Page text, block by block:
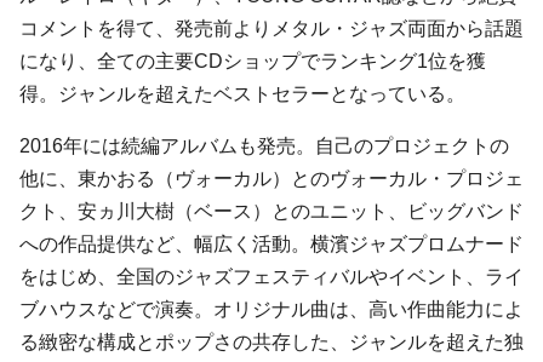
コメントを得て、発売前よりメタル・ジャズ両面から話題
になり、全ての主要CDショップでランキング1位を獲
得。ジャンルを超えたベストセラーとなっている。
2016年には続編アルバムも発売。自己のプロジェクトの
他に、東かおる（ヴォーカル）とのヴォーカル・プロジェ
クト、安ヵ川大樹（ベース）とのユニット、ビッグバンド
への作品提供など、幅広く活動。横濱ジャズプロムナード
をはじめ、全国のジャズフェスティバルやイベント、ライ
ブハウスなどで演奏。オリジナル曲は、高い作曲能力によ
る緻密な構成とポップさの共存した、ジャンルを超えた独